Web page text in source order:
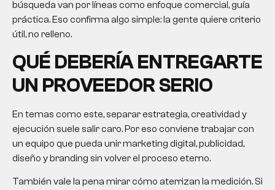
búsqueda van por líneas como enfoque comercial, guía
práctica. Eso confirma algo simple: la gente quiere criterio
útil, no relleno.
QUÉ DEBERÍA ENTREGARTE
UN PROVEEDOR SERIO
En temas como este, separar estrategia, creatividad y
ejecución suele salir caro. Por eso conviene trabajar con
un equipo que pueda unir marketing digital, publicidad,
diseño y branding sin volver el proceso eterno.
También vale la pena mirar cómo aterrizan la medición. Si